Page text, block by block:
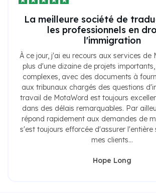
La meilleure société de
les professionnels en
l'immigration
À ce jour, j'ai eu recours aux services de
plus d'une dizaine de projets
complexes, avec des documents à
aux tribunaux chargés des questions
travail de MotaWord est toujours
dans des délais remarquables. Par
répond rapidement aux demandes de
s'est toujours efforcée d'assurer
mes clients...
Hope Long